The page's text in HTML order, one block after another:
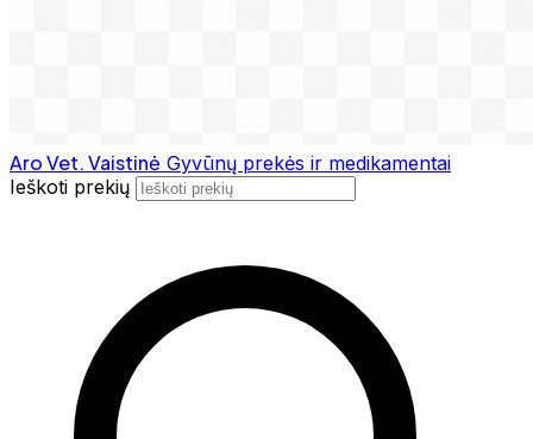
Aro Vet. Vaistinė Gyvūnų prekės ir medikamentai
Ieškoti prekių